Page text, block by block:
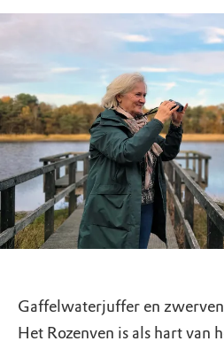
Gaffelwaterjuffer en
Het Rozenven is als hart van